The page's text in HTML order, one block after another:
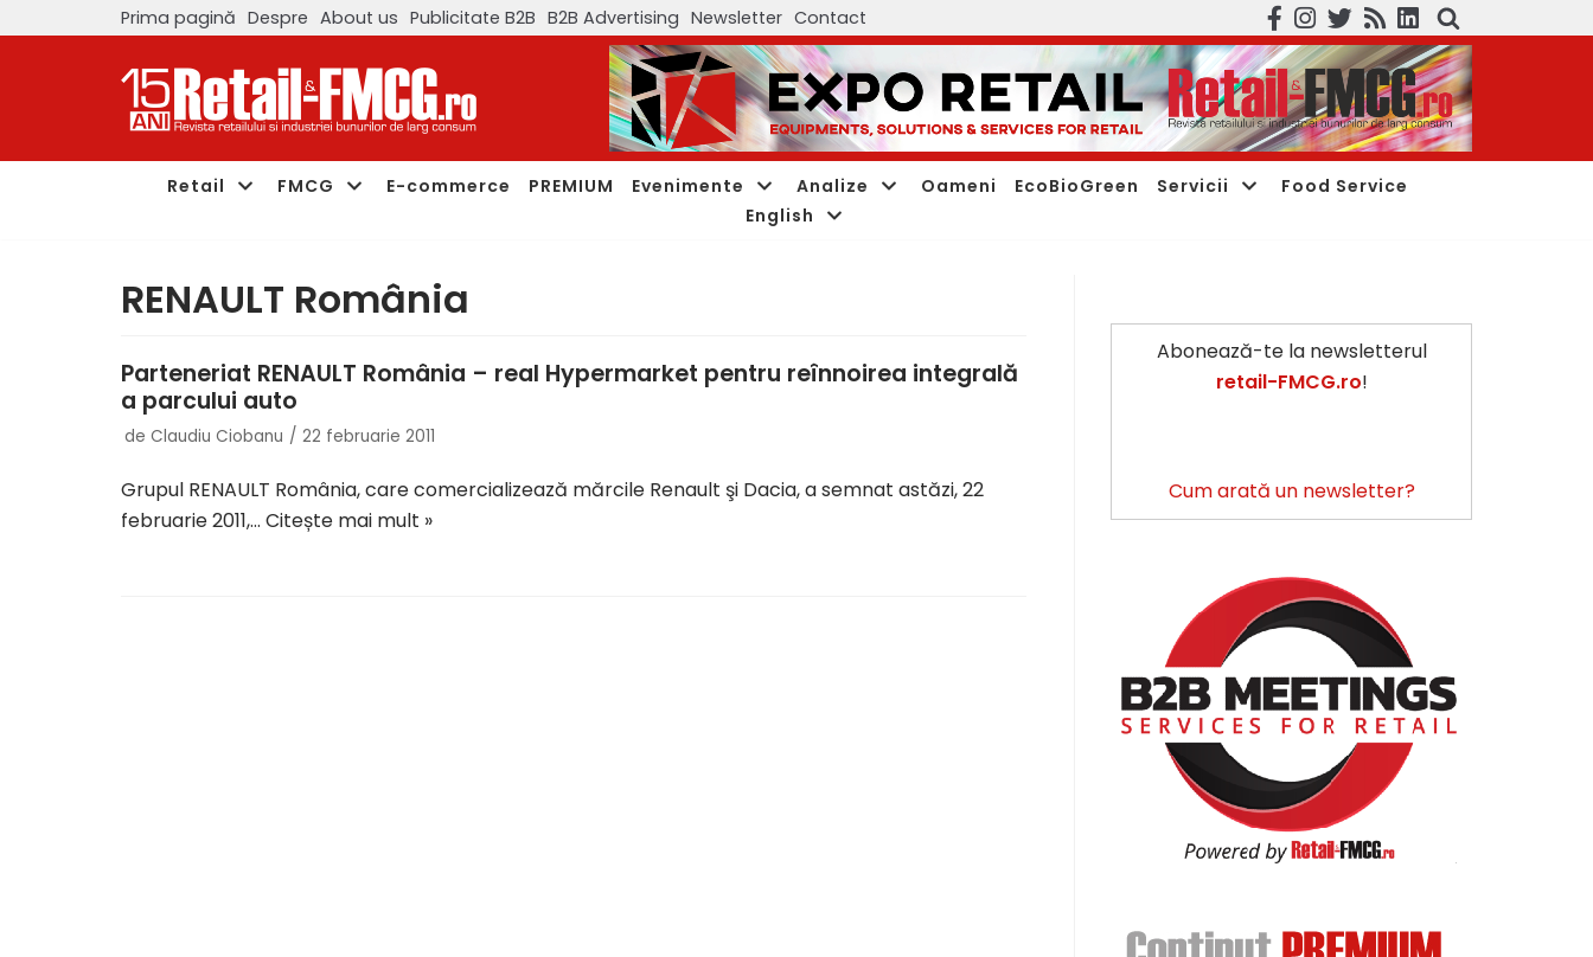
Prima pagină Despre About us Publicitate B2B B2B Advertising Newsletter Contact
Retail FMCG E-commerce PREMIUM Evenimente Analize Oameni EcoBioGreen Servicii
Food Service
English
RENAULT România
Parteneriat RENAULT România – real Hypermarket pentru reînnoirea integrală
a parcului auto
de Claudiu Ciobanu 22 februarie 2011
Grupul RENAULT România, care comercializează mărcile Renault şi Dacia, a semnat astăzi, 22
februarie 2011,… Citește mai mult »
Abonează-te la newsletterul
retail-FMCG.ro!
Cum arată un newsletter?